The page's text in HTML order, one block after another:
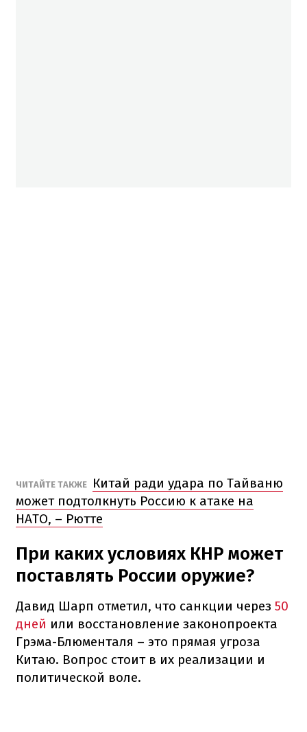
ЧИТАЙТЕ ТАКЖЕ
Китай ради удара по Тайваню
может подтолкнуть Россию к атаке на
НАТО, – Рютте
При каких условиях КНР может
поставлять России оружие?
Давид Шарп отметил, что санкции через 50
дней или восстановление законопроекта
Грэма-Блюменталя – это прямая угроза
Китаю. Вопрос стоит в их реализации и
политической воле.